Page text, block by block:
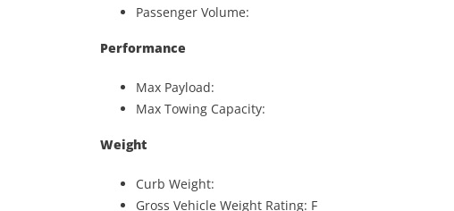
Passenger Volume:
Performance
Max Payload:
Max Towing Capacity:
Weight
Curb Weight:
Gross Vehicle Weight Rating: F